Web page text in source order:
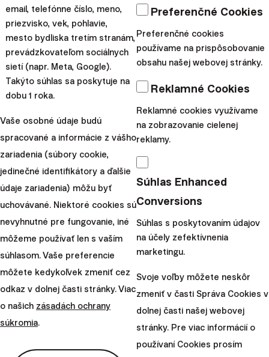
vyhradzované iba pre mužov.
Dnes vám však ukážeme,
prečo by mal te...
Osobné financie
6 dôvodov, prečo sa
oplatí investovať aj
malé sumy
Máte pocit, že nemáte dosť
peňazí na investovanie? Nič
by nemohlo byť ďalej od
pravdy. V tomto blogu sa
pozrieme na to, ako si vďaka
pravidelnému inve...
Klaudia
Sibielak
|24. mája
2024
Osobné financie
email, telefónne číslo, meno,
priezvisko, vek, pohlavie,
mesto bydliska tretím stranám,
prevádzkovateľom sociálnych
sietí (napr. Meta, Google).
Takýto súhlas sa poskytuje na
dobu 1 roka.
Vaše osobné údaje budú
spracované a informácie z vášho
zariadenia (súbory cookie,
jedinečné identifikátory a ďalšie
údaje zariadenia) môžu byť
uchovávané. Niektoré cookies sú
nevyhnutné pre fungovanie, iné
môžeme používať len s vaším
súhlasom. Vaše preferencie
môžete kedykoľvek zmeniť cez
odkaz v dolnej časti stránky. Viac
o našich zásadách ochrany
súkromia.
Preferenčné Cookies
Preferenčné cookies
používame na prispôsobovanie
obsahu našej webovej stránky.
Reklamné Cookies
Reklamné cookies využívame
na zobrazovanie cielenej
reklamy.
Súhlas Enhanced
Conversions
Súhlas s poskytovaním údajov
na účely zefektívnenia
marketingu.
Svoje voľby môžete neskôr
zmeniť v časti Správa Cookies v
dolnej časti našej webovej
stránky. Pre viac informácií o
používaní Cookies prosím